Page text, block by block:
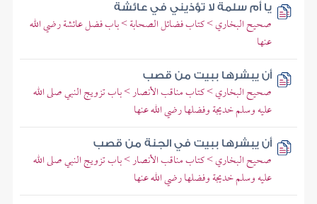
يا أم سلمة لا تؤذيني في عائشة
صحيح البخاري > كتاب فضائل الصحابة > باب فضل عائشة رضي الله
عنها
أن يبشرها ببيت من قصب
صحيح البخاري > كتاب مناقب الأنصار > باب تزويج النبي صلى الله
عليه وسلم خديجة وفضلها رضي الله عنها
أن يبشرها ببيت في الجنة من قصب
صحيح البخاري > كتاب مناقب الأنصار > باب تزويج النبي صلى الله
عليه وسلم خديجة وفضلها رضي الله عنها